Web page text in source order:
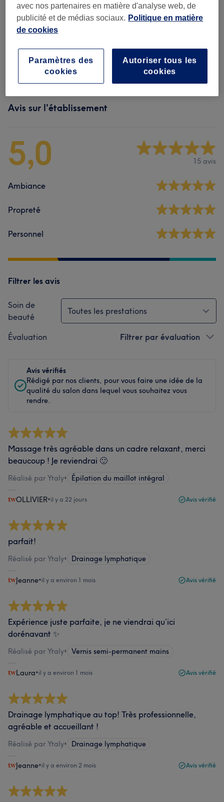
Pose De Faux Ongles (4 ) à partir de 50 €
Beauté Des Pieds ( à partir de 40 €
Avis sur l'établissement
5,0 15 avis
Ambiance
Propreté
Personnel
Filtrer les avis
Soin de
beauté
Toutes les prestations
Évaluation Filtrer par évaluation
Avis vérifiés
Rédigé par nos clients, pour vous faire une idée de la
qualité du salon dans lequel vous souhaitez vous
rendre.
Massage très agréable dans un cadre relaxant, merci
beaucoup ! Je reviendrai 🙂
Réalisé par Ytaly• Épilation du maillot intégral
OLLIVIER•il y a 22 jours Avis vérifié
parfait!
Réalisé par Ytaly• Drainage lymphatique
Jeanne•il y a environ 1 mois Avis vérifié
Expérience juste parfaite, je ne viendrai qu’ici
dorénavant ✨
Réalisé par Ytaly• Vernis semi-permanent mains
Laura•il y a environ 1 mois Avis vérifié
Drainage lymphatique au top! Très professionnelle,
agréable et accueillant !
Réalisé par Ytaly• Drainage lymphatique
Jeanne•il y a environ 2 mois Avis vérifié
avec nos partenaires en matière d'analyse web, de
publicité et de médias sociaux. Politique en matière
de cookies
Autoriser tous les
cookies
Paramètres des
cookies